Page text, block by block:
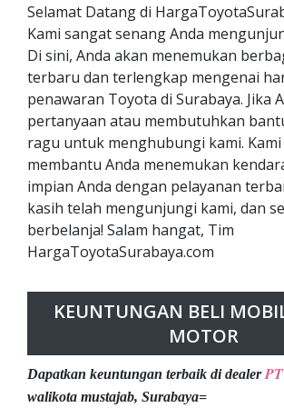
Selamat Datang di
Kami sangat senang Anda
Di sini, Anda akan menemukan
terbaru dan terlengkap mengenai
penawaran Toyota di Surabaya. Jika
pertanyaan atau membutuhkan
ragu untuk menghubungi kami. Kami
membantu Anda menemukan
impian Anda dengan pelayanan
kasih telah mengunjungi kami, dan
berbelanja! Salam hangat, Tim
HargaToyotaSurabaya.com
KEUNTUNGAN BELI
MOTOR
Dapatkan keuntungan terbaik di dealer
walikota mustajab, Surabaya=